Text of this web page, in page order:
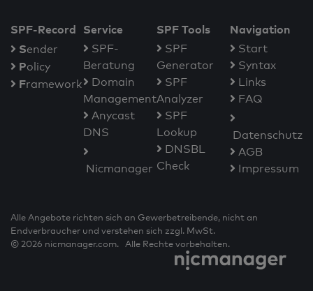
SPF-Record
Sender
Policy
Framework
Service
SPF-
Beratung
Domain
Management
Anycast
DNS
Nicmanager
SPF Tools
SPF
Generator
SPF
Analyzer
SPF
Lookup
DNSBL
Check
Navigation
Start
Syntax
Links
FAQ
Datenschutz
AGB
Impressum
Alle Angebote richten sich an Gewerbetreibende, nicht an
Endverbraucher und verstehen sich zzgl. MwSt.
© 2026 nicmanager.com. Alle Rechte vorbehalten.